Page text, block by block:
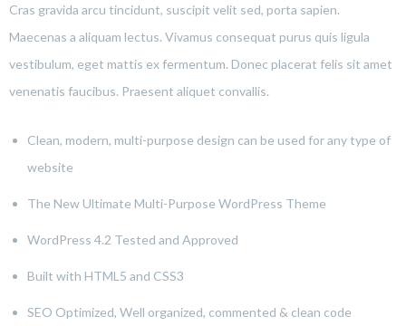
Cras gravida arcu tincidunt, suscipit velit sed, porta sapien.
Maecenas a aliquam lectus. Vivamus consequat purus quis ligula
vestibulum, eget mattis ex fermentum. Donec placerat felis sit amet
venenatis faucibus. Praesent aliquet convallis.
Clean, modern, multi-purpose design can be used for any type of
website
The New Ultimate Multi-Purpose WordPress Theme
WordPress 4.2 Tested and Approved
Built with HTML5 and CSS3
SEO Optimized, Well organized, commented & clean code